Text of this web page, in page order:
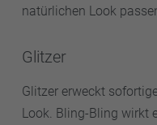
natürlichen Look
Glitzer
Glitzer erweckt
Look. Bling-Bling wirkt